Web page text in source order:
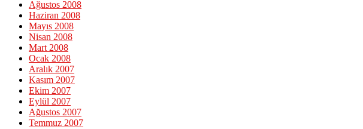
Ağustos 2008
Haziran 2008
Mayıs 2008
Nisan 2008
Mart 2008
Ocak 2008
Aralık 2007
Kasım 2007
Ekim 2007
Eylül 2007
Ağustos 2007
Temmuz 2007